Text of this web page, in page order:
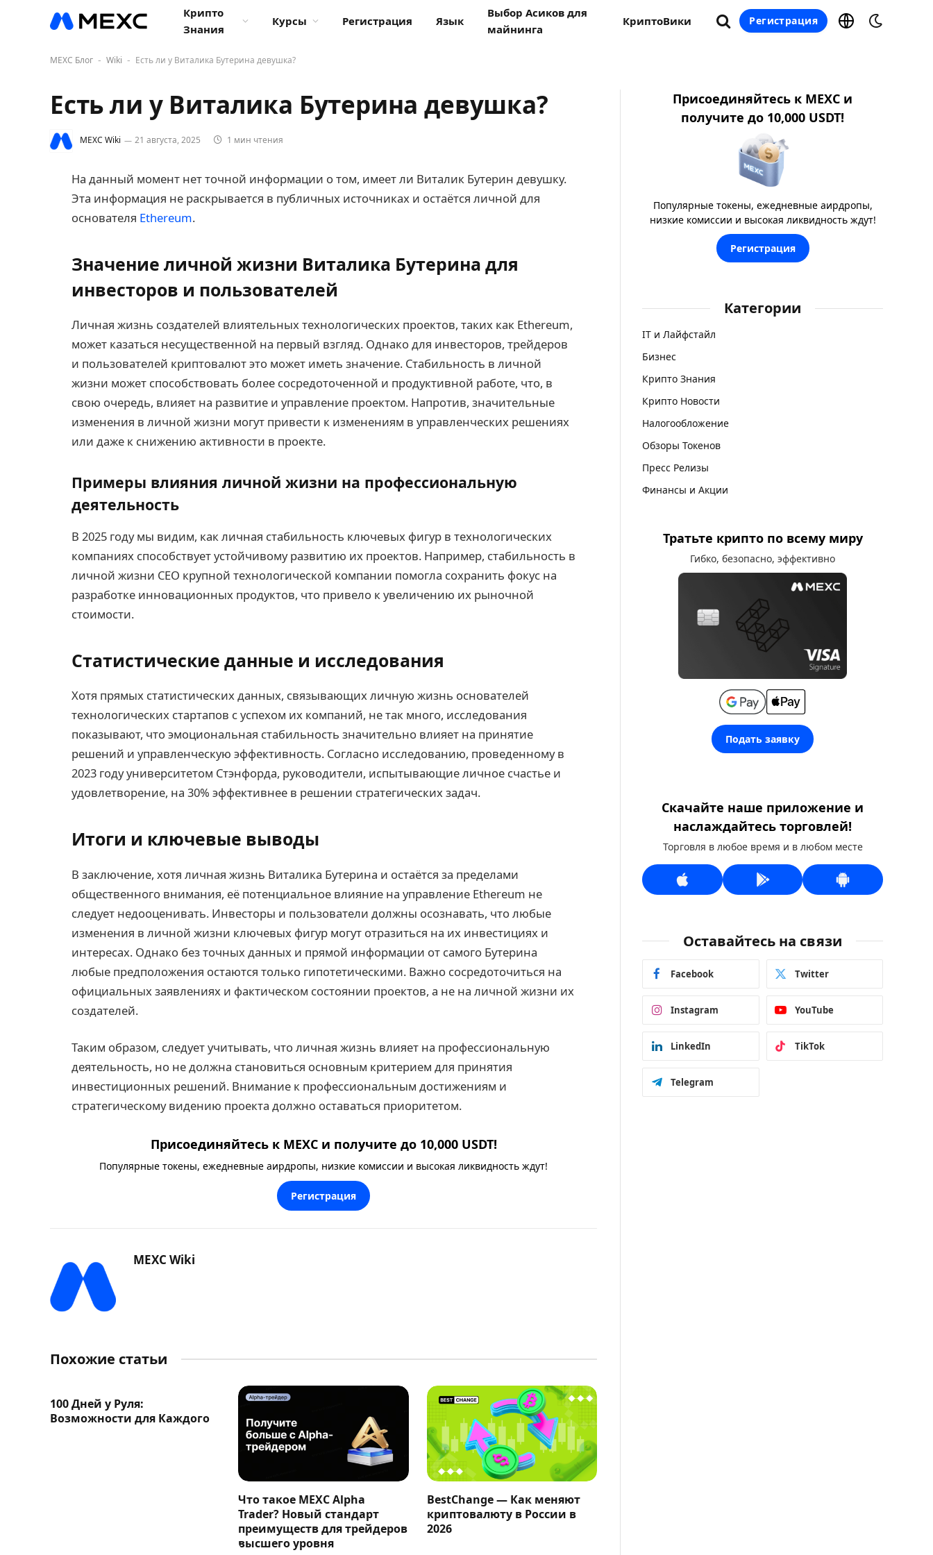
Крипто
Знания
Курсы Регистрация Язык
Выбор Асиков для
майнинга
КриптоВики Регистрация
MEXC Блог - Wiki - Есть ли у Виталика Бутерина девушка?
Есть ли у Виталика Бутерина девушка?
MEXC Wiki 21 августа, 2025 1 мин чтения
На данный момент нет точной информации о том, имеет ли Виталик Бутерин девушку.
Эта информация не раскрывается в публичных источниках и остаётся личной для
основателя Ethereum.
Значение личной жизни Виталика Бутерина для
инвесторов и пользователей
Личная жизнь создателей влиятельных технологических проектов, таких как Ethereum,
может казаться несущественной на первый взгляд. Однако для инвесторов, трейдеров
и пользователей криптовалют это может иметь значение. Стабильность в личной
жизни может способствовать более сосредоточенной и продуктивной работе, что, в
свою очередь, влияет на развитие и управление проектом. Напротив, значительные
изменения в личной жизни могут привести к изменениям в управленческих решениях
или даже к снижению активности в проекте.
Примеры влияния личной жизни на профессиональную
деятельность
В 2025 году мы видим, как личная стабильность ключевых фигур в технологических
компаниях способствует устойчивому развитию их проектов. Например, стабильность в
личной жизни CEO крупной технологической компании помогла сохранить фокус на
разработке инновационных продуктов, что привело к увеличению их рыночной
стоимости.
Статистические данные и исследования
Хотя прямых статистических данных, связывающих личную жизнь основателей
технологических стартапов с успехом их компаний, не так много, исследования
показывают, что эмоциональная стабильность значительно влияет на принятие
решений и управленческую эффективность. Согласно исследованию, проведенному в
2023 году университетом Стэнфорда, руководители, испытывающие личное счастье и
удовлетворение, на 30% эффективнее в решении стратегических задач.
Итоги и ключевые выводы
В заключение, хотя личная жизнь Виталика Бутерина и остаётся за пределами
общественного внимания, её потенциальное влияние на управление Ethereum не
следует недооценивать. Инвесторы и пользователи должны осознавать, что любые
изменения в личной жизни ключевых фигур могут отразиться на их инвестициях и
интересах. Однако без точных данных и прямой информации от самого Бутерина
любые предположения остаются только гипотетическими. Важно сосредоточиться на
официальных заявлениях и фактическом состоянии проектов, а не на личной жизни их
создателей.
Таким образом, следует учитывать, что личная жизнь влияет на профессиональную
деятельность, но не должна становиться основным критерием для принятия
инвестиционных решений. Внимание к профессиональным достижениям и
стратегическому видению проекта должно оставаться приоритетом.
Присоединяйтесь к MEXC и получите до 10,000 USDT!
Популярные токены, ежедневные аирдропы, низкие комиссии и высокая ликвидность ждут!
Регистрация
MEXC Wiki
Похожие статьи
100 Дней у Руля:
Возможности для Каждого
Что такое MEXC Alpha
Trader? Новый стандарт
преимуществ для трейдеров
высшего уровня
BestChange — Как меняют
криптовалюту в России в
2026
Присоединяйтесь к MEXC и
получите до 10,000 USDT!
Популярные токены, ежедневные аирдропы,
низкие комиссии и высокая ликвидность ждут!
Регистрация
Категории
IT и Лайфстайл
Бизнес
Крипто Знания
Крипто Новости
Налогообложение
Обзоры Токенов
Пресс Релизы
Финансы и Акции
Тратьте крипто по всему миру
Гибко, безопасно, эффективно
Подать заявку
Скачайте наше приложение и
наслаждайтесь торговлей!
Торговля в любое время и в любом месте
Оставайтесь на связи
Facebook Twitter
Instagram YouTube
LinkedIn TikTok
Telegram